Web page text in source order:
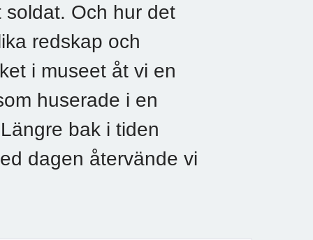
Och hur det
redskap och
i museet åt vi en
huserade i en
bak i tiden
dagen återvände vi